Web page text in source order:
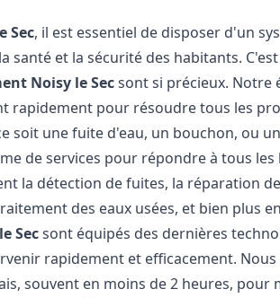
Sec, il est essentiel de disposer d'un
santé et la sécurité des habitants.
Noisy le Secsont si précieux. Notre
rapidement pour résoudre tous les
soit une fuite d'eau, un bouchon, ou
de services pour répondre à tous
la détection de fuites, la réparation
des eaux usées, et bien plus
Secsont équipés des dernières
rapidement et efficacement.
souvent en moins de 2 heures,